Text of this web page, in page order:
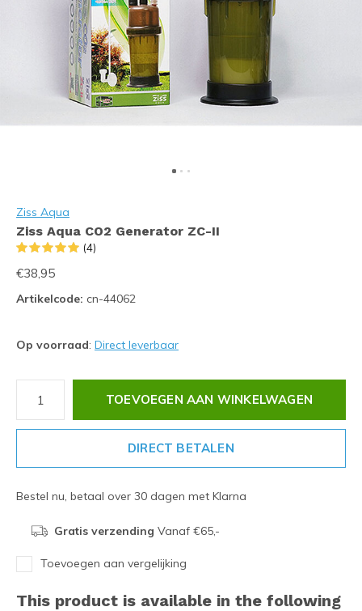
Ziss Aqua
Ziss Aqua CO2 Generator ZC-II
(4)
€38,95
Artikelcode: cn-44062
Op voorraad: Direct leverbaar
TOEVOEGEN AAN WINKELWAGEN
DIRECT BETALEN
Bestel nu, betaal over 30 dagen met Klarna
Gratis verzending Vanaf €65,-
Toevoegen aan vergelijking
This product is available in the following